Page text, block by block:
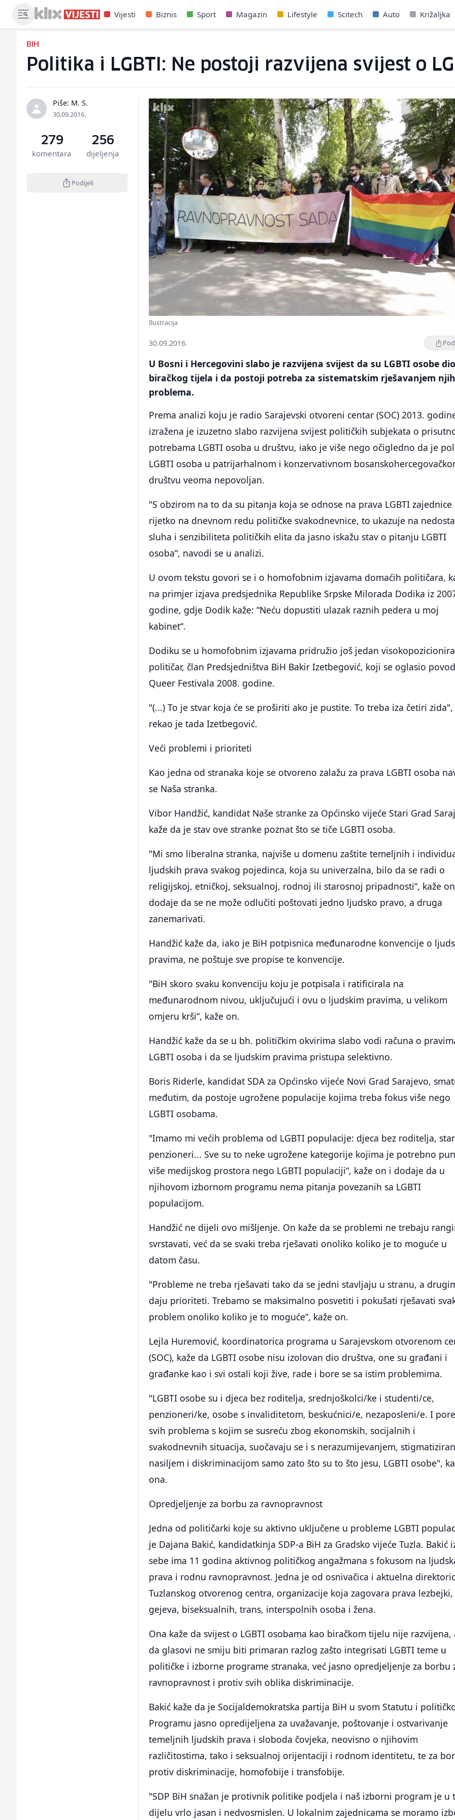
Vijesti Biznis Sport Magazin Lifestyle Scitech Auto Križaljka
BIH
Politika i LGBTI: Ne postoji razvijena svijest o
Piše: M. S.
30.09.2016.
279
komentara
256
dijeljenja
Podijeli
Ilustracija
30.09.2016.
U Bosni i Hercegovini slabo je razvijena svijest da su LGBTI osobe dio
biračkog tijela i da postoji potreba za sistematskim rješavanjem
problema.
Prema analizi koju je radio Sarajevski otvoreni centar (SOC) 2013.
izražena je izuzetno slabo razvijena svijest političkih subjekata o
potrebama LGBTI osoba u društvu, iako je više nego očigledno da je
LGBTI osoba u patrijarhalnom i konzervativnom
društvu veoma nepovoljan.
"S obzirom na to da su pitanja koja se odnose na prava LGBTI zajednice
rijetko na dnevnom redu političke svakodnevnice, to ukazuje na
sluha i senzibiliteta političkih elita da jasno iskažu stav o pitanju LGBTI
osoba“, navodi se u analizi.
U ovom tekstu govori se i o homofobnim izjavama domaćih političara,
na primjer izjava predsjednika Republike Srpske Milorada Dodika iz
godine, gdje Dodik kaže: “Neću dopustiti ulazak raznih pedera u moj
kabinet“.
Dodiku se u homofobnim izjavama pridružio još jedan
političar, član Predsjedništva BiH Bakir Izetbegović, koji se oglasio
Queer Festivala 2008. godine.
"(...) To je stvar koja će se proširiti ako je pustite. To treba iza četiri zida",
rekao je tada Izetbegović.
Veći problemi i prioriteti
Kao jedna od stranaka koje se otvoreno zalažu za prava LGBTI osoba
se Naša stranka.
Vibor Handžić, kandidat Naše stranke za Općinsko vijeće Stari Grad
kaže da je stav ove stranke poznat što se tiče LGBTI osoba.
"Mi smo liberalna stranka, najviše u domenu zaštite temeljnih i
ljudskih prava svakog pojedinca, koja su univerzalna, bilo da se radi o
religijskoj, etničkoj, seksualnoj, rodnoj ili starosnoj pripadnosti“, kaže
dodaje da se ne može odlučiti poštovati jedno ljudsko pravo, a druga
zanemarivati.
Handžić kaže da, iako je BiH potpisnica međunarodne konvencije o
pravima, ne poštuje sve propise te konvencije.
"BiH skoro svaku konvenciju koju je potpisala i ratificirala na
međunarodnom nivou, uključujući i ovu o ljudskim pravima, u velikom
omjeru krši“, kaže on.
Handžić kaže da se u bh. političkim okvirima slabo vodi računa o
LGBTI osoba i da se ljudskim pravima pristupa selektivno.
Boris Riderle, kandidat SDA za Općinsko vijeće Novi Grad Sarajevo,
međutim, da postoje ugrožene populacije kojima treba fokus više nego
LGBTI osobama.
"Imamo mi većih problema od LGBTI populacije: djeca bez roditelja,
penzioneri... Sve su to neke ugrožene kategorije kojima je potrebno
više medijskog prostora nego LGBTI populaciji“, kaže on i dodaje da u
njihovom izbornom programu nema pitanja povezanih sa LGBTI
populacijom.
Handžić ne dijeli ovo mišljenje. On kaže da se problemi ne trebaju
svrstavati, već da se svaki treba rješavati onoliko koliko je to moguće u
datom času.
"Probleme ne treba rješavati tako da se jedni stavljaju u stranu, a
daju prioriteti. Trebamo se maksimalno posvetiti i pokušati rješavati
problem onoliko koliko je to moguće“, kaže on.
Lejla Huremović, koordinatorica programa u Sarajevskom otvorenom
(SOC), kaže da LGBTI osobe nisu izolovan dio društva, one su građani i
građanke kao i svi ostali koji žive, rade i bore se sa istim problemima.
"LGBTI osobe su i djeca bez roditelja, srednjoškolci/ke i studenti/ce,
penzioneri/ke, osobe s invaliditetom, beskućnici/e, nezaposleni/e. I
svih problema s kojim se susreću zbog ekonomskih, socijalnih i
svakodnevnih situacija, suočavaju se i s nerazumijevanjem,
nasiljem i diskriminacijom samo zato što su to što jesu, LGBTI osobe",
ona.
Opredjeljenje za borbu za ravnopravnost
Jedna od političarki koje su aktivno uključene u probleme LGBTI
je Dajana Bakić, kandidatkinja SDP-a BiH za Gradsko vijeće Tuzla. Bakić
sebe ima 11 godina aktivnog političkog angažmana s fokusom na
prava i rodnu ravnopravnost. Jedna je od osnivačica i aktuelna
Tuzlanskog otvorenog centra, organizacije koja zagovara prava lezbejki,
gejeva, biseksualnih, trans, interspolnih osoba i žena.
Ona kaže da svijest o LGBTI osobama kao biračkom tijelu nije razvijena,
da glasovi ne smiju biti primaran razlog zašto integrisati LGBTI teme u
političke i izborne programe stranaka, već jasno opredjeljenje za borbu
ravnopravnost i protiv svih oblika diskriminacije.
Bakić kaže da je Socijaldemokratska partija BiH u svom Statutu i
Programu jasno opredijeljena za uvažavanje, poštovanje i ostvarivanje
temeljnih ljudskih prava i sloboda čovjeka, neovisno o njihovim
različitostima, tako i seksualnoj orijentaciji i rodnom identitetu, te za
protiv diskriminacije, homofobije i transfobije.
"SDP BiH snažan je protivnik politike podjela i naš izborni program je u
dijelu vrlo jasan i nedvosmislen. U lokalnim zajednicama se moramo